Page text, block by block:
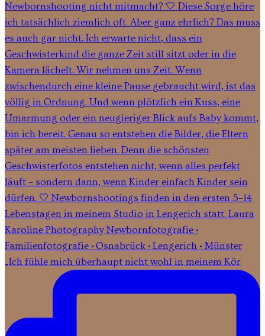
„Ich fühle mich überhaupt nicht wohl in meinem Kör